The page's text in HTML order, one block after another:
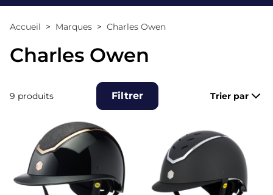
Accueil Marques Charles Owen
Charles Owen
9 produits Filtrer Trier par